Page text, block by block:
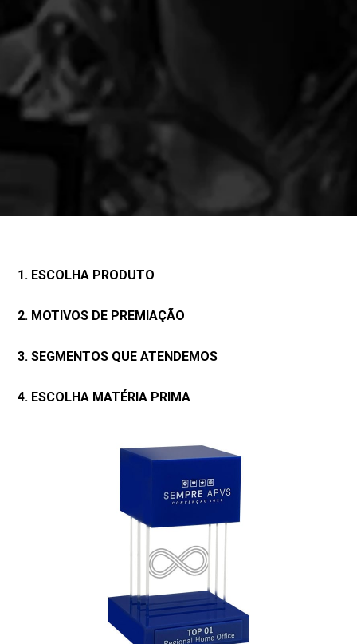
1. ESCOLHA PRODUTO
2. MOTIVOS DE PREMIAÇÃO
3. SEGMENTOS QUE ATENDEMOS
4. ESCOLHA MATÉRIA PRIMA